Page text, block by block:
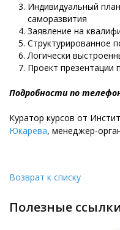
Индивидуальный
саморазвития
Заявление на
Структурированное
Логически
Проект презентации
Подробности по
Куратор курсов от
Юкарева, менеджер-
Возврат к списку
полезные